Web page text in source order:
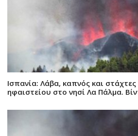
Ισπανία: Λάβα, καπνός και
ηφαιστείου στο νησί Λα Πάλμα.